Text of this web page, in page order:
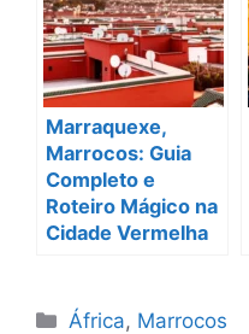
Marraquexe,
Marrocos: Guia
Completo e
Roteiro Mágico na
Cidade Vermelha
Categorias
África, Marrocos